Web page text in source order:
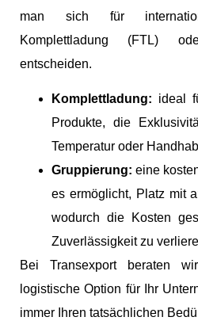
man sich für
Komplettladung (FTL)
entscheiden.
Komplettladung: ideal
Produkte, die
Temperatur oder
Gruppierung: eine
es ermöglicht, Platz mit
wodurch die Kosten
Zuverlässigkeit zu
Bei Transexport beraten
logistische Option für Ihr
immer Ihren tatsächlichen